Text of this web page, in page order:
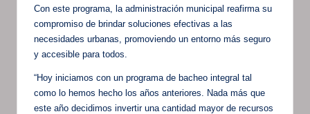
Con este programa, la administración municipal reafirma su
compromiso de brindar soluciones efectivas a las
necesidades urbanas, promoviendo un entorno más seguro
y accesible para todos.
“Hoy iniciamos con un programa de bacheo integral tal
como lo hemos hecho los años anteriores. Nada más que
este año decidimos invertir una cantidad mayor de recursos